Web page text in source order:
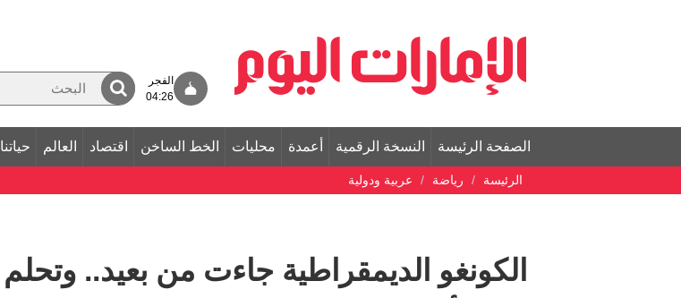
الفجر
04:26
الصفحة الرئيسة النسخة الرقمية أعمدة محليات الخط الساخن اقتصاد العالم حياتنا
الرئيسة رياضة عربية ودولية
الكونغو الديمقراطية جاءت من بعيد.. وتحلم